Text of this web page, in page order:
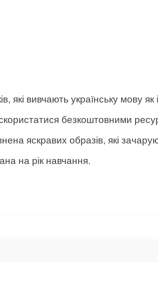
які вивчають українську мову як
скористатися безкоштовними
яскравих образів, які
на рік навчання.